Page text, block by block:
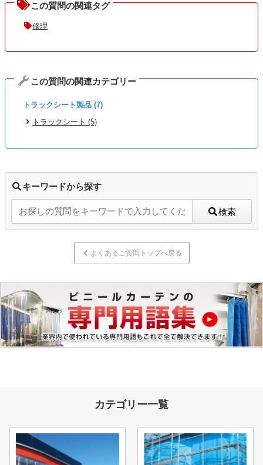
この質問の関連タグ
修理
この質問の関連カテゴリー
トラックシート製品 (7)
トラックシート (5)
キーワードから探す
検索
よくあるご質問トップへ戻る
カテゴリー一覧